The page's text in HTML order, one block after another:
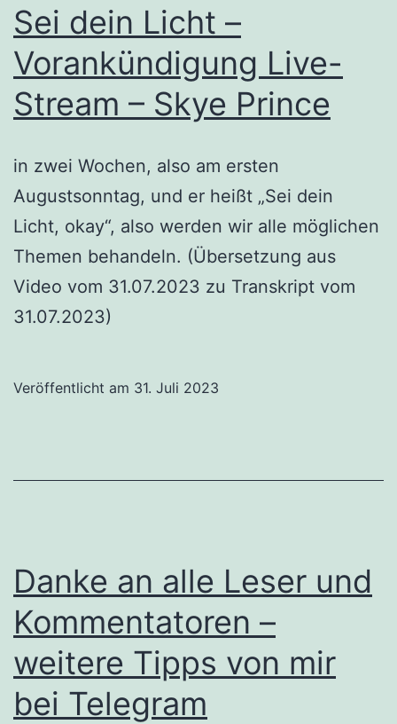
Sei dein Licht –
Vorankündigung Live-
Stream – Skye Prince
in zwei Wochen, also am ersten
Augustsonntag, und er heißt „Sei dein
Licht, okay“, also werden wir alle möglichen
Themen behandeln. (Übersetzung aus
Video vom 31.07.2023 zu Transkript vom
31.07.2023)
Veröffentlicht am 31. Juli 2023
Danke an alle Leser und
Kommentatoren –
weitere Tipps von mir
bei Telegram